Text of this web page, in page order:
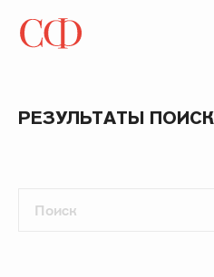
РЕЗУЛЬТАТЫ